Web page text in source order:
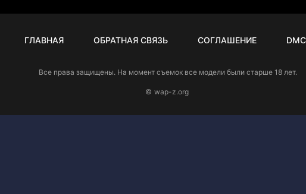
ГЛАВНАЯ ОБРАТНАЯ СВЯЗЬ СОГЛАШЕНИЕ
© wap-z.org
Все права защищены. На момент съемок все модели были старше 18 лет.